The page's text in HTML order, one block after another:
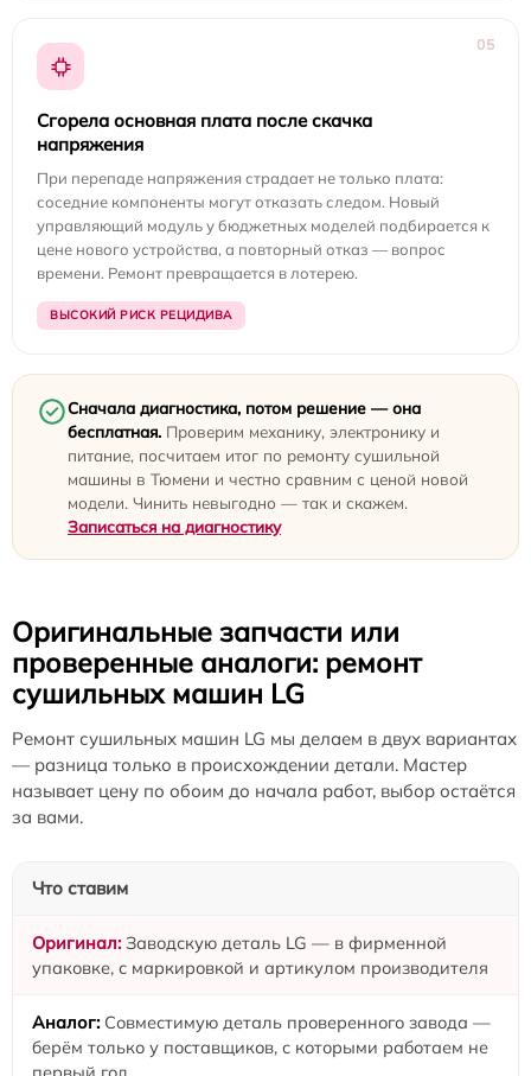
05
Сгорела основная плата после скачка
напряжения
При перепаде напряжения страдает не только плата:
соседние компоненты могут отказать следом. Новый
управляющий модуль у бюджетных моделей подбирается к
цене нового устройства, а повторный отказ — вопрос
времени. Ремонт превращается в лотерею.
ВЫСОКИЙ РИСК РЕЦИДИВА
Сначала диагностика, потом решение — она
бесплатная. Проверим механику, электронику и
питание, посчитаем итог по ремонту сушильной
машины в Тюмени и честно сравним с ценой новой
модели. Чинить невыгодно — так и скажем.
Записаться на диагностику
Оригинальные запчасти или
проверенные аналоги: ремонт
сушильных машин LG
Ремонт сушильных машин LG мы делаем в двух вариантах
— разница только в происхождении детали. Мастер
называет цену по обоим до начала работ, выбор остаётся
за вами.
Что ставим
Заводскую деталь LG — в фирменной
упаковке, с маркировкой и артикулом производителя
Совместимую деталь проверенного завода —
берём только у поставщиков, с которыми работаем не